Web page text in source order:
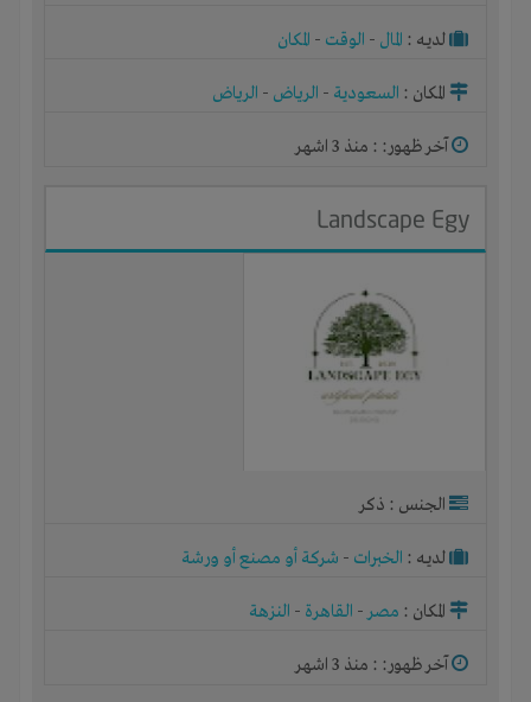
لديـه : المال - الوقت - المكان
المكان : السعودية - الرياض - الرياض
آخر ظهور: : منذ 3 اشهر
Landscape Egy
الجنس : ذكر
لديـه : الخبرات - شركة أو مصنع أو ورشة
المكان : مصر- القاهرة - النزهة
آخر ظهور: : منذ 3 اشهر